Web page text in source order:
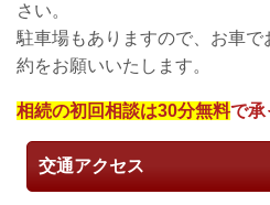
さい。
駐車場もありますので、お車
約をお願いいたします。
相続の初回相談は30分無料で承
交通アクセス